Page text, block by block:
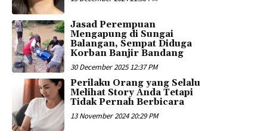
Jasad Perempuan
Mengapung di Sungai
Balangan, Sempat Diduga
Korban Banjir Bandang
30 December 2025 12:37 PM
Perilaku Orang yang Selalu
Melihat Story Anda Tetapi
Tidak Pernah Berbicara
13 November 2024 20:29 PM